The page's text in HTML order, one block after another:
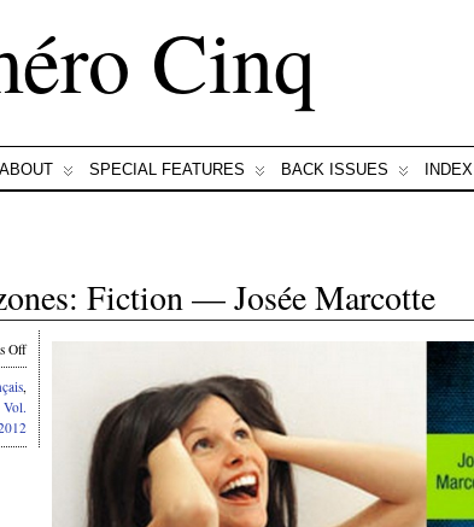
Cinq
ABOUT SPECIAL FEATURES BACK ISSUES INDEX
Fiction — Josée Marcotte
Offon
Les
Amazones:
Fiction
—
Josée
,
Vol.